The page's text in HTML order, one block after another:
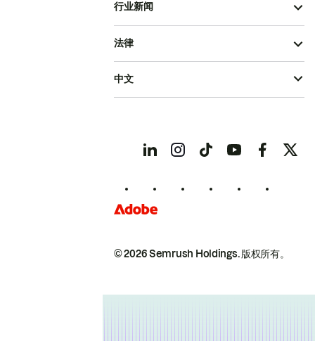
行业新闻
© 2026 Semrush Holdings.版权所有。
法律
中文